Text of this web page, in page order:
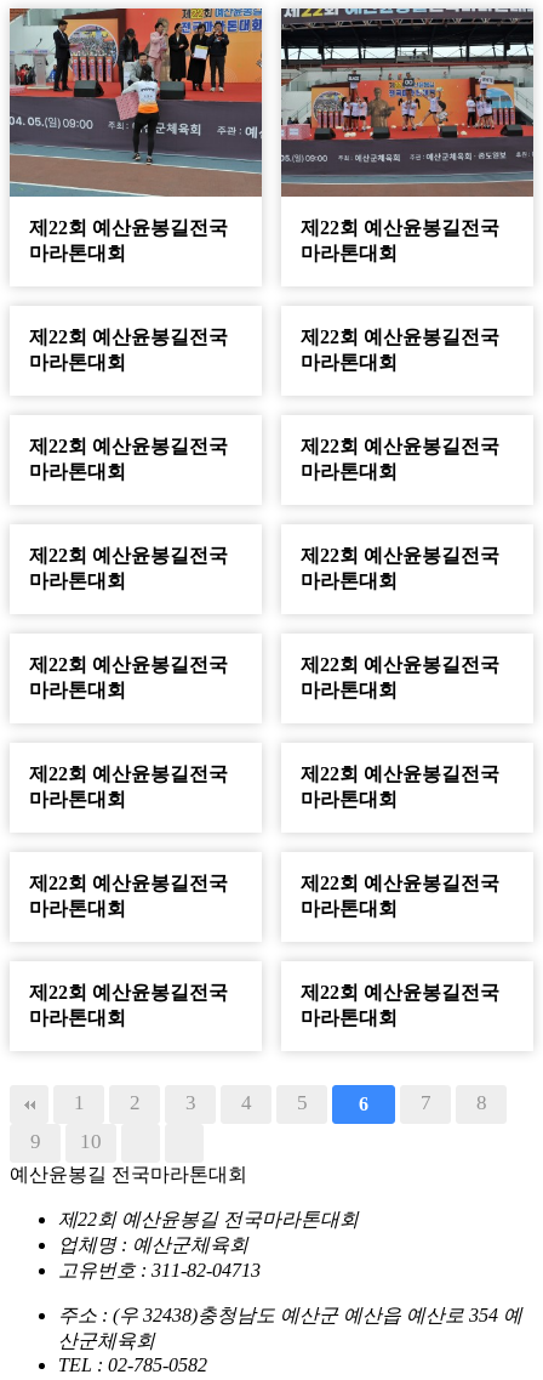
제22회 예산윤봉길전국
마라톤대회
제22회 예산윤봉길전국
마라톤대회
제22회 예산윤봉길전국
마라톤대회
제22회 예산윤봉길전국
마라톤대회
제22회 예산윤봉길전국
마라톤대회
제22회 예산윤봉길전국
마라톤대회
제22회 예산윤봉길전국
마라톤대회
제22회 예산윤봉길전국
마라톤대회
제22회 예산윤봉길전국
마라톤대회
제22회 예산윤봉길전국
마라톤대회
제22회 예산윤봉길전국
마라톤대회
제22회 예산윤봉길전국
마라톤대회
제22회 예산윤봉길전국
마라톤대회
제22회 예산윤봉길전국
마라톤대회
제22회 예산윤봉길전국
마라톤대회
제22회 예산윤봉길전국
마라톤대회
1 2 3 4 5 6 7
8
9
10
예산윤봉길 전국마라톤대회
제22회 예산윤봉길 전국마라톤대회
업체명 : 예산군체육회
고유번호 : 311-82-04713
주소 : (우 32438)충청남도 예산군 예산읍 예산로 354 예
산군체육회
TEL : 02-785-0582